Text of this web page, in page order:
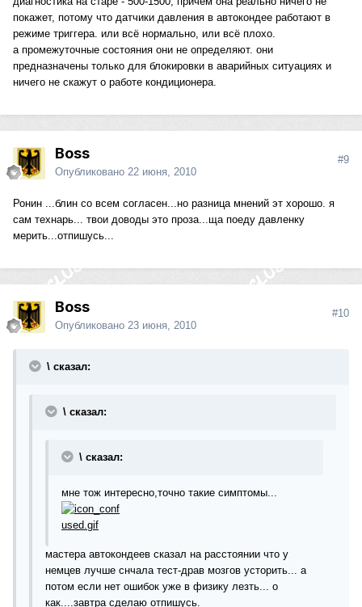
покажет, потому что датчики давления в автокондее работают в
режиме триггера. или всё нормально, или всё плохо.
а промежуточные состояния они не определяют. они
предназначены только для блокировки в аварийных ситуациях и
ничего не скажут о работе кондиционера.
Boss
Опубликовано 22 июня, 2010
#9
Ронин ...блин со всем согласен...но разница мнений эт хорошо. я
сам технарь... твои доводы это проза...ща поеду давленку
мерить...отпишусь...
Boss
Опубликовано 23 июня, 2010
#10
\ сказал:
\ сказал:
\ сказал:
мне тож интересно,точно такие симптомы...
мастера автокондеев сказал на расстоянии что у
немцев лучше снчала тест-драв мозгов усторить... а
потом если нет ошибок уже в физику лезть... о
как....завтра сделаю отпишусь.